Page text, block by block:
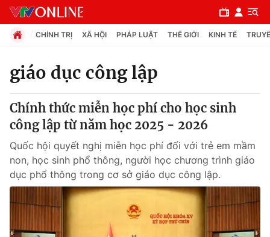
Chuyên mục
Chính trị
Xã hội
Pháp luật
CHÍNH TRỊ XÃ HỘI PHÁP LUẬT THẾ GIỚI KINH TẾ
giáo dục công lập
Chính thức miễn học phí cho học sinh
công lập từ năm học 2025 - 2026
Quốc hội quyết nghị miễn học phí đối với trẻ em mầm
non, học sinh phổ thông, người học chương trình giáo
dục phổ thông trong cơ sở giáo dục công lập.